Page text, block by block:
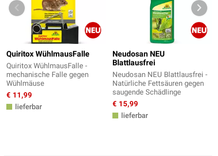
Quiritox WühlmausFalle
Quiritox WühlmausFalle -
mechanische Falle gegen
Wühlmäuse
€ 11,99
lieferbar
Neudosan NEU
Blattlausfrei
Neudosan NEU Blattlausfrei -
Natürliche Fettsäuren gegen
saugende Schädlinge
€ 15,99
lieferbar